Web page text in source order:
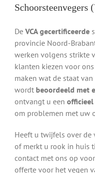
Schoorsteenvegers
De VCA gecertificeerde
provincie Noord-
werken volgens strikte
klanten kiezen voor
maken wat de staat
wordt beoordeeld met
ontvangt u een officieel
om problemen met uw
Heeft u twijfels over de
of merkt u rook in huis
contact met ons op
offerte voor het vegen